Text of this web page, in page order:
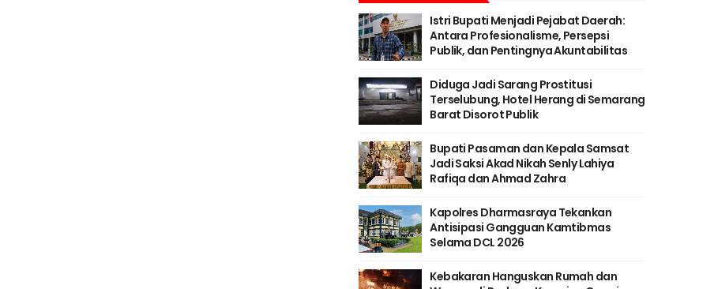
Istri Bupati Menjadi Pejabat Daerah:
Antara Profesionalisme, Persepsi
Publik, dan Pentingnya Akuntabilitas
Diduga Jadi Sarang Prostitusi
Terselubung, Hotel Herang di Semarang
Barat Disorot Publik
Bupati Pasaman dan Kepala Samsat
Jadi Saksi Akad Nikah Senly Lahiya
Rafiqa dan Ahmad Zahra
Kapolres Dharmasraya Tekankan
Antisipasi Gangguan Kamtibmas
Selama DCL 2026
Kebakaran Hanguskan Rumah dan